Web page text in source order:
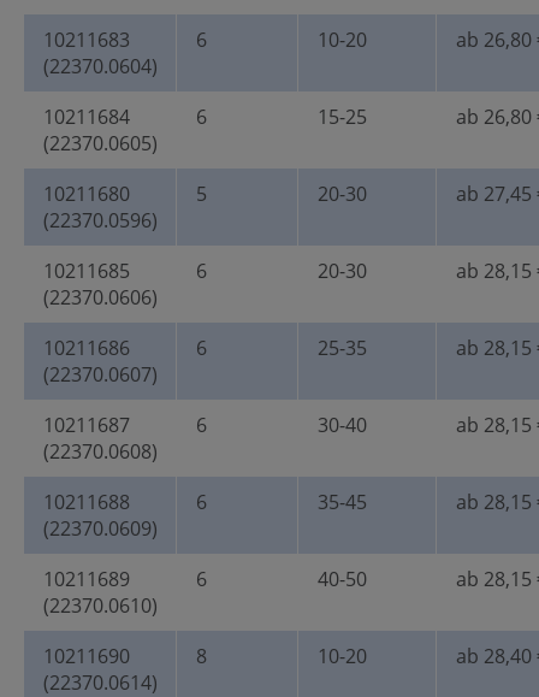
10211683
(22370.0604)
6 10-20 ab 26,80
10211684
(22370.0605)
6 15-25 ab 26,80
10211680
(22370.0596)
5 20-30 ab 27,45
10211685
(22370.0606)
6 20-30 ab 28,15
10211686
(22370.0607)
6 25-35 ab 28,15
10211687
(22370.0608)
6 30-40 ab 28,15
10211688
(22370.0609)
6 35-45 ab 28,15
10211689
(22370.0610)
6 40-50 ab 28,15
10211690
(22370.0614)
8 10-20 ab 28,40